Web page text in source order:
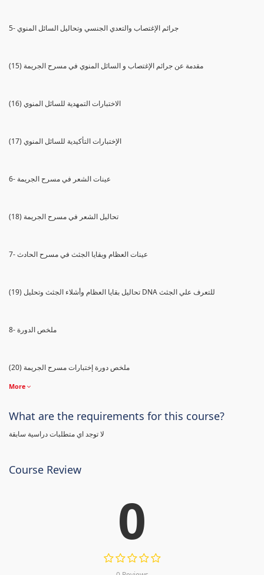
5- جرائم الإغتصاب والتعدي الجنسي وتحاليل السائل المنوي
(15) مقدمة عن جرائم الإغتصاب و السائل المنوي في مسرح الجريمة
(16) الاختبارات التمهدية للسائل المنوي
(17) الإختبارات التأكيدية للسائل المنوي
6- عينات الشعر في مسرح الجريمة
(18) تحاليل الشعر في مسرح الجريمة
7- عينات العظام وبقايا الجثث في مسرح الحادث
(19) تحاليل بقايا العظام وأشلاء الجثث وتحليل DNA للتعرف علي الجثث
8- ملخص الدورة
(20) ملخص دورة إختبارات مسرح الجريمة
More
What are the requirements for this course?
لا توجد اي متطلبات دراسية سابقة
Course Review
0